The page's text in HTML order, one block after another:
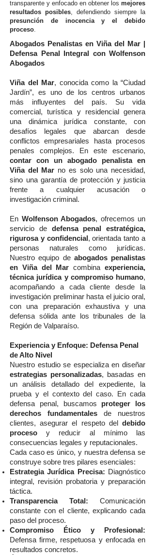
transparente y enfocado en obtener los mejores
resultados posibles, defendiendo siempre la
presunción de inocencia y el debido
proceso.
Abogados Penalistas en Viña del Mar |
Defensa Penal Integral con Wolfenson
Abogados
Viña del Mar, conocida como la “Ciudad
Jardín”, es uno de los centros urbanos
más influyentes del país. Su vida
comercial, turística y residencial genera
una dinámica jurídica constante, con
desafíos legales que abarcan desde
conflictos empresariales hasta procesos
penales complejos. En este escenario,
contar con un abogado penalista en
Viña del Mar no es solo una necesidad,
sino una garantía de protección y justicia
frente a cualquier acusación o
investigación criminal.
En Wolfenson Abogados, ofrecemos un
servicio de defensa penal estratégica,
rigurosa y confidencial , orientada tanto a
personas naturales como jurídicas.
Nuestro equipo de abogados penalistas
en Viña del Mar combinaexperiencia,
técnica jurídica y compromiso humano,
acompañando a cada cliente desde la
investigación preliminar hasta el juicio oral,
con una preparación exhaustiva y una
defensa sólida ante los tribunales de la
Región de Valparaíso.
Experiencia y Enfoque: Defensa Penal
de Alto Nivel
Nuestro estudio se especializa en diseñar
estrategias personalizadas, basadas en
un análisis detallado del expediente, la
prueba y el contexto del caso. En cada
defensa penal, buscamos proteger los
derechos fundamentales de nuestros
clientes, asegurar el respeto del debido
proceso y reducir al mínimo las
consecuencias legales y reputacionales.
Cada caso es único, y nuestra defensa se
construye sobre tres pilares esenciales:
Estrategia Jurídica Precisa: Diagnóstico
integral, revisión probatoria y preparación
táctica.
Transparencia Total: Comunicación
constante con el cliente, explicando cada
paso del proceso.
Compromiso Ético y Profesional:
Defensa firme, respetuosa y enfocada en
resultados concretos.